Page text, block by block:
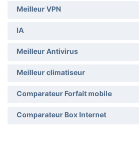
Meilleur VPN
IA
Meilleur Antivirus
Meilleur climatiseur
Comparateur Forfait mobile
Comparateur Box Internet